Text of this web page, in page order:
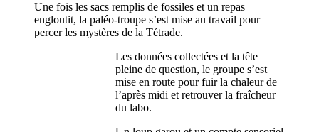
Une fois les sacs remplis de fossiles et un repas
engloutit, la paléo-troupe s’est mise au travail pour
percer les mystères de la Tétrade.
Les données collectées et la tête
pleine de question, le groupe s’est
mise en route pour fuir la chaleur de
l’après midi et retrouver la fraîcheur
du labo.